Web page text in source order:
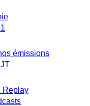
émissions
Replay